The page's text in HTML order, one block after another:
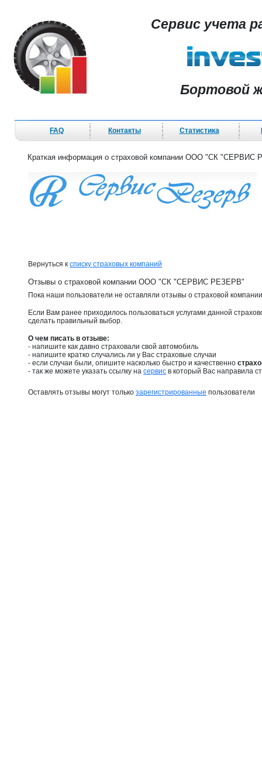
Сервис учета
Бортовой
FAQ Контакты Статистика
Краткая информация о страховой компании ООО "СК "СЕРВИС
Вернуться к списку страховых компаний
Отзывы о страховой компании ООО "СК "СЕРВИС РЕЗЕРВ"
Пока наши пользователи не оставляли отзывы о страховой
Если Вам ранее приходилось пользоваться услугами данной
сделать правильный выбор.
О чем писать в отзыве:
- напишите как давно страховали свой автомобиль
- напишите кратко случались ли у Вас страховые случаи
- если случаи были, опишите насколько быстро и качественно
- так же можете указать ссылку на сервис в который Вас направила
Оставлять отзывы могут только зарегистрированные пользователи